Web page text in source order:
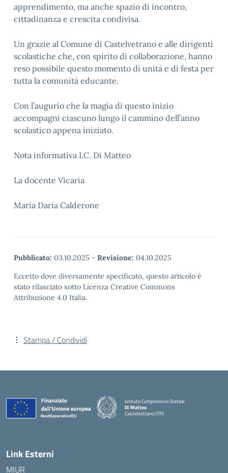
apprendimento, ma anche spazio di incontro,
cittadinanza e crescita condivisa.
Un grazie al Comune di Castelvetrano e alle dirigenti
scolastiche che, con spirito di collaborazione, hanno
reso possibile questo momento di unità e di festa per
tutta la comunità educante.
Con l’augurio che la magia di questo inizio
accompagni ciascuno lungo il cammino dell’anno
scolastico appena iniziato.
Nota informativa I.C. Di Matteo
La docente Vicaria
Maria Daria Calderone
Pubblicato: 03.10.2025 - Revisione: 04.10.2025
Eccetto dove diversamente specificato, questo articolo è
stato rilasciato sotto Licenza Creative Commons
Attribuzione 4.0 Italia.
Stampa / Condividi
Istituto Comprensivo Statale
Di Matteo
Castelvetrano (TP)
Link Esterni
MIUR